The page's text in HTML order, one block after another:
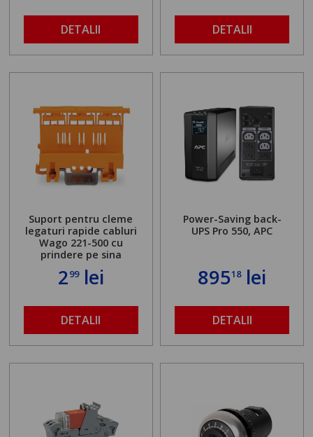
DETALII DETALII
Suport pentru cleme
legaturi rapide cabluri
Wago 221-500 cu
prindere pe sina
299lei
DETALII
Power-Saving back-
UPS Pro 550, APC
89518lei
DETALII